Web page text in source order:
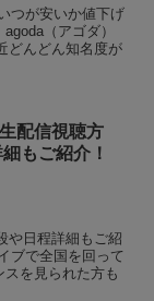
つが安いか値下げ
（アゴダ）
どんどん知名度が
配信視聴方
もご紹介！
や日程詳細もご紹
ブで全国を回って
を見られた方も